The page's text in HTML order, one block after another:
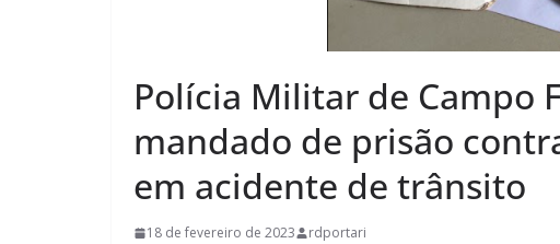
Polícia Militar de Campo
mandado de prisão
em acidente de trânsito
18 de fevereiro de 2023 rdportari